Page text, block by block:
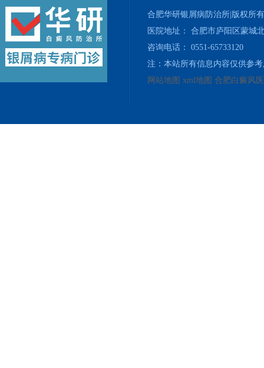
合肥华研银屑病防治所|版权所有
医院地址： 合肥市庐阳区蒙城
咨询电话： 0551-65733120
注：本站所有信息内容仅供参
网站地图 xml地图 合肥白癜风